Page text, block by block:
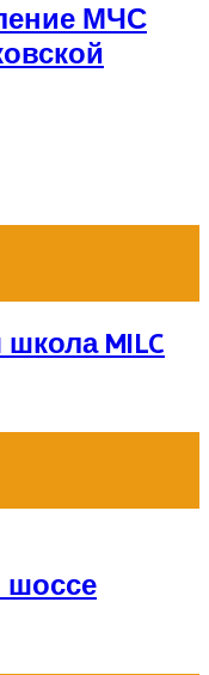
МЧС
MILC
шоссе